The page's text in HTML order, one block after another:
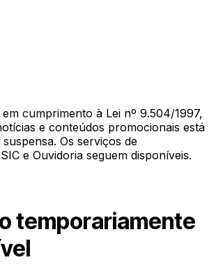
cumprimento à Lei nº 9.504/1997,
e conteúdos promocionais está
Os serviços de
e Ouvidoria seguem disponíveis.
temporariamente